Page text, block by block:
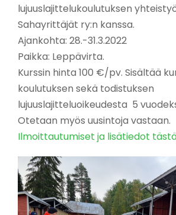
lujuuslajittelukoulutuksen
Sahayrittäjät ry:n kanssa.
Ajankohta: 28.-31.3.2022
Paikka: Leppävirta.
Kurssin hinta 100 €/pv. Sisältää
koulutuksen sekä todistuksen
lujuuslajitteluoikeudesta 5
Otetaan myös uusintoja vastaan.
Ilmoittautumiset ja lisätiedot